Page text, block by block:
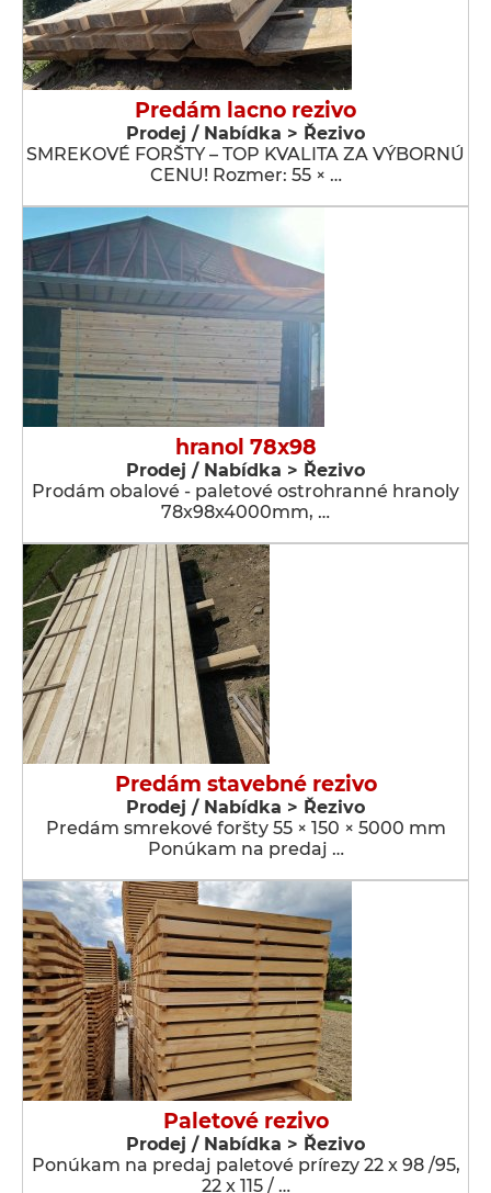
Predám lacno rezivo
Prodej / Nabídka > Řezivo
SMREKOVÉ FORŠTY – TOP KVALITA ZA VÝBORNÚ
CENU! Rozmer: 55 × …
hranol 78x98
Prodej / Nabídka > Řezivo
Prodám obalové - paletové ostrohranné hranoly
78x98x4000mm, …
Predám stavebné rezivo
Prodej / Nabídka > Řezivo
Predám smrekové foršty 55 × 150 × 5000 mm
Ponúkam na predaj …
Paletové rezivo
Prodej / Nabídka > Řezivo
Ponúkam na predaj paletové prírezy 22 x 98 /95,
22 x 115 / …